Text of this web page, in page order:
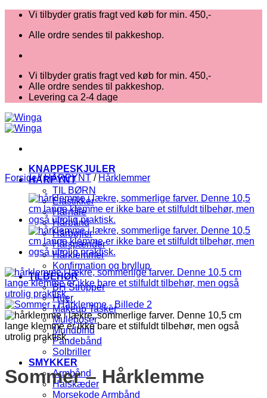
Fortsæt
indhold
Vi tilbyder gratis fragt ved køb for min. 450,-
Alle ordre sendes til pakkeshop.
Vi tilbyder gratis fragt ved køb for min. 450,-
Alle ordre sendes til pakkeshop.
Levering ca 2-4 dage
KNAPPESKJULER
HÅRPYNT
TIL BØRN
Elastikker
Hårnåle
Hårbånd
Hårbøjler
Hårspænder
Hårklemmer
Konfirmation og bryllup
TILBEHØR
BH Stropper
Huer
Makeup Tasker
Muleposer
Mundbind
Pandebånd
Solbriller
SMYKKER
Armbånd
Halskæder
Morsekode Armbånd
Forside / HÅRPYNT / Hårklemmer
Sommer – Hårklemme